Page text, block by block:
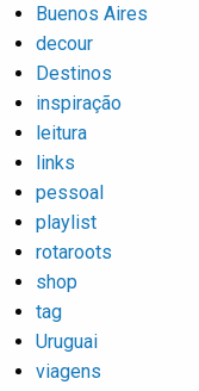
Buenos Aires
decour
Destinos
inspiração
leitura
links
pessoal
playlist
rotaroots
shop
tag
Uruguai
viagens